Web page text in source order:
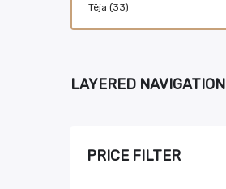
Tēja (33)
LAYERED NAVIGATION
PRICE FILTER